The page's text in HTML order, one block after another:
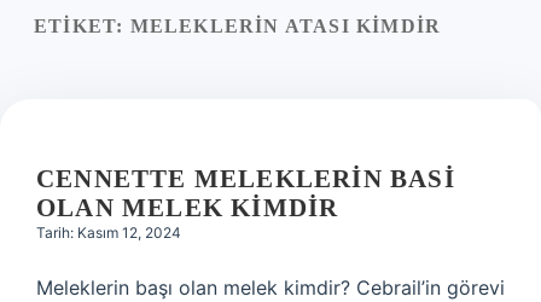
Yasal Uyarı
ETIKET: MELEKLERIN ATASI KIMDIR
CENNETTE MELEKLERIN BASI
OLAN MELEK KIMDIR
Tarih: Kasım 12, 2024
Meleklerin başı olan melek kimdir? Cebrail’in görevi